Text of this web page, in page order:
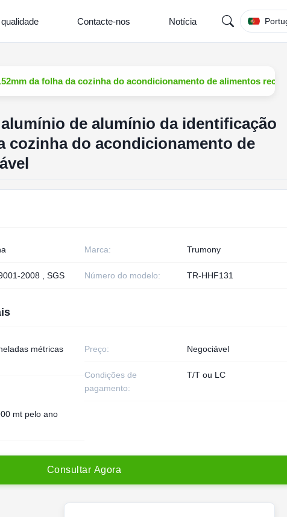
Contacte-nos Notícia
da folha da cozinha do acondicionamento de alimentos
de alumínio da identificação
cozinha do acondicionamento de
Marca: Trumony
2008 , SGS Número do modelo: TR-HHF131
métricas Preço: Negociável
Condições de
pagamento:
T/T ou LC
mt pelo ano
Consu tar Agora